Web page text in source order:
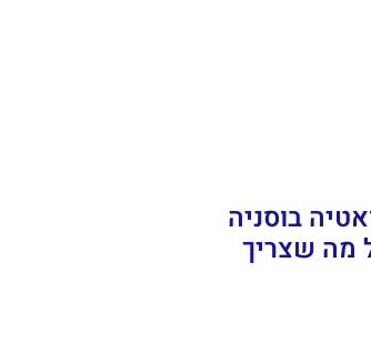
בוסניה
מה שצריך